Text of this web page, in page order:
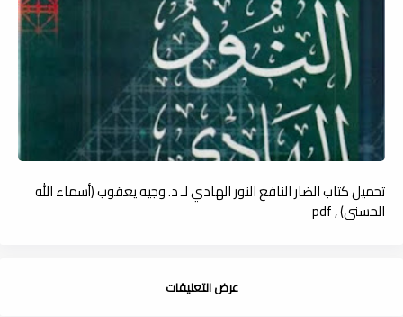
تحميل كتاب الضار النافع النور الهادي لـ د. وجيه يعقوب (أسماء الله
الحسنى) , pdf
عرض التعليقات